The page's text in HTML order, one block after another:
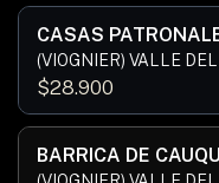
CASAS
(VIOGNIER) VALLE
$28.900
BARRICA DE